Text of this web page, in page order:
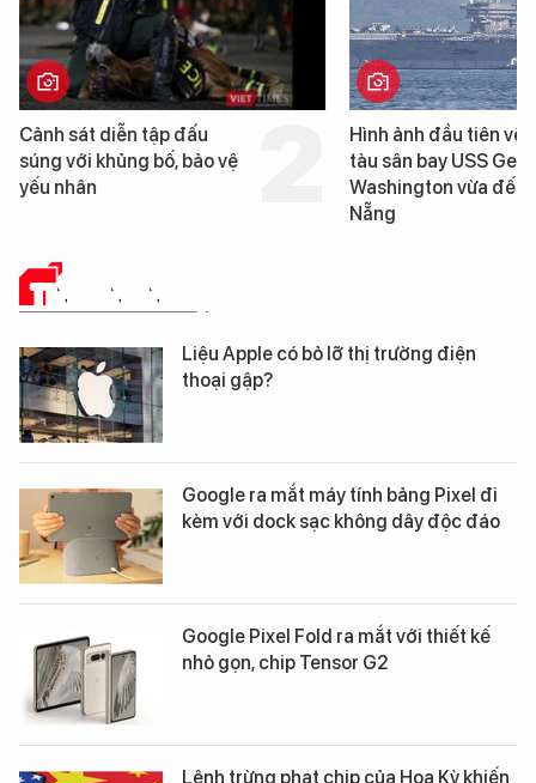
Hình ảnh đầu tiên về siêu
tàu sân bay USS George
Washington vừa đến Đà
Cận cảnh chiến hạm
tống tàu sân bay USS
George Washington
Đà Nẵng
TIN CÔNG NGHỆ
Liệu Apple có bỏ lỡ thị trường điện
thoại gập?
Google ra mắt máy tính bảng Pixel đi
kèm với dock sạc không dây độc đáo
Google Pixel Fold ra mắt với thiết kế
nhỏ gọn, chip Tensor G2
Lệnh trừng phạt chip của Hoa Kỳ khiến